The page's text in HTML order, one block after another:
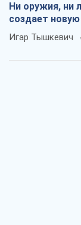
Ни оружия, ни
создает
Игар Тышкевич